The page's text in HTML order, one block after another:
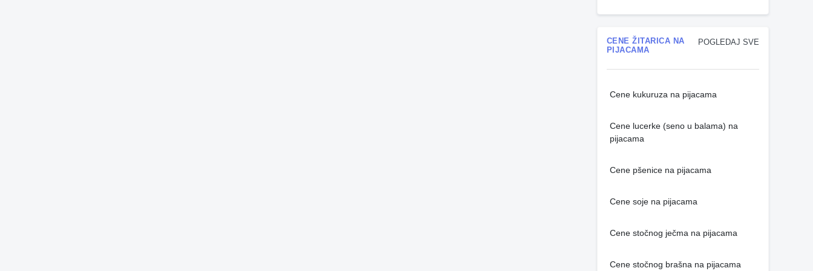
POGLEDAJ SVE
CENE ŽITARICA NA
PIJACAMA
Cene kukuruza na pijacama
Cene lucerke (seno u balama) na
pijacama
Cene pšenice na pijacama
Cene soje na pijacama
Cene stočnog ječma na pijacama
Cene stočnog brašna na pijacama